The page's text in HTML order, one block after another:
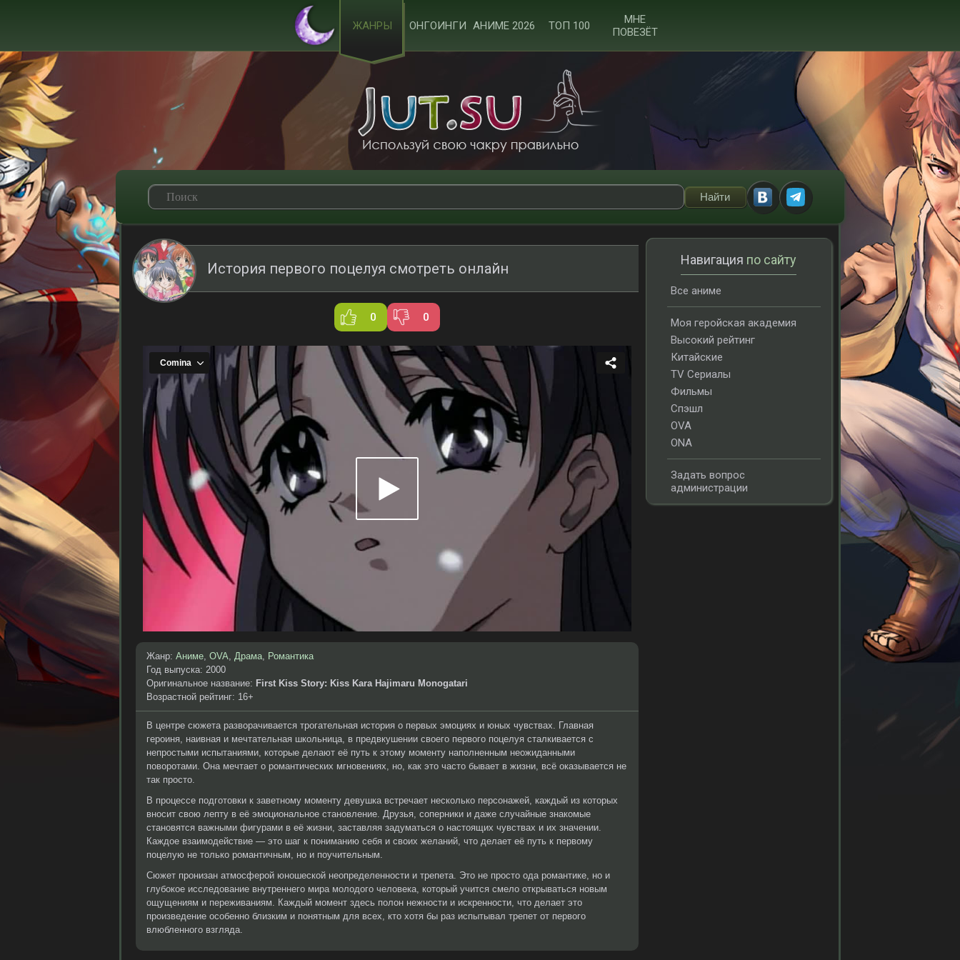
ЖАНРЫ ОНГОИНГИ АНИМЕ 2026 ТОП 100
МНЕ
ПОВЕЗЁТ
История первого поцелуя смотреть онлайн
0 0
Жанр: Аниме, OVA, Драма, Романтика
Год выпуска: 2000
Оригинальное название: First Kiss Story: Kiss Kara Hajimaru Monogatari
Возрастной рейтинг: 16+
В центре сюжета разворачивается трогательная история о первых эмоциях и юных чувствах. Главная
героиня, наивная и мечтательная школьница, в предвкушении своего первого поцелуя сталкивается с
непростыми испытаниями, которые делают её путь к этому моменту наполненным неожиданными
поворотами. Она мечтает о романтических мгновениях, но, как это часто бывает в жизни, всё оказывается не
так просто.
В процессе подготовки к заветному моменту девушка встречает несколько персонажей, каждый из которых
вносит свою лепту в её эмоциональное становление. Друзья, соперники и даже случайные знакомые
становятся важными фигурами в её жизни, заставляя задуматься о настоящих чувствах и их значении.
Каждое взаимодействие — это шаг к пониманию себя и своих желаний, что делает её путь к первому
поцелую не только романтичным, но и поучительным.
Сюжет пронизан атмосферой юношеской неопределенности и трепета. Это не просто ода романтике, но и
глубокое исследование внутреннего мира молодого человека, который учится смело открываться новым
ощущениям и переживаниям. Каждый момент здесь полон нежности и искренности, что делает это
произведение особенно близким и понятным для всех, кто хотя бы раз испытывал трепет от первого
влюбленного взгляда.
Навигация по сайту
Все аниме
Моя геройская академия
Высокий рейтинг
Китайские
TV Сериалы
Фильмы
Спэшл
OVA
ONA
Задать вопрос
администрации